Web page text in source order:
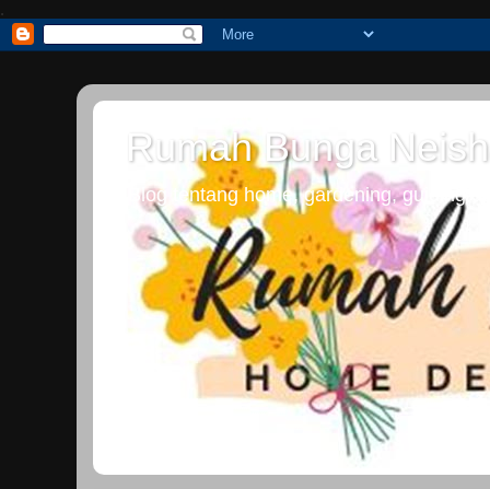
.
Rumah Bunga
Blog tentang home, gardening, guiding